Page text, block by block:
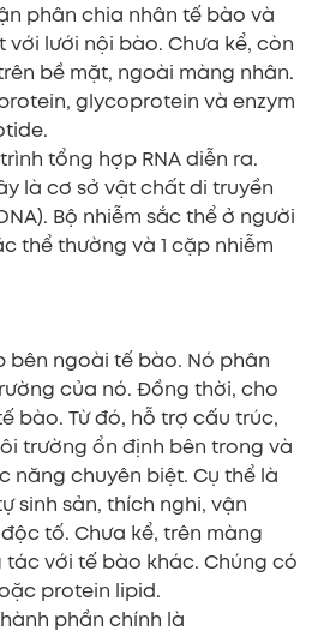
phân chia nhân tế bào và
với lưới nội bào. Chưa kể, còn
bề mặt, ngoài màng nhân.
glycoprotein và enzym
tổng hợp RNA diễn ra.
là cơ sở vật chất di truyền
Bộ nhiễm sắc thể ở người
thể thường và 1 cặp nhiễm
bên ngoài tế bào. Nó phân
của nó. Đồng thời, cho
bào. Từ đó, hỗ trợ cấu trúc,
trường ổn định bên trong và
năng chuyên biệt. Cụ thể là
sinh sản, thích nghi, vận
tố. Chưa kể, trên màng
với tế bào khác. Chúng có
protein lipid.
phần chính là